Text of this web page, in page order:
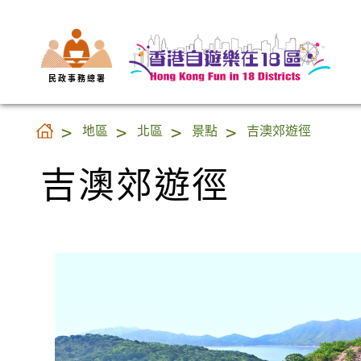
民 政 事 務 總 署
吉澳郊遊徑
地區 北區 景點 吉澳郊遊徑
吉澳郊遊徑